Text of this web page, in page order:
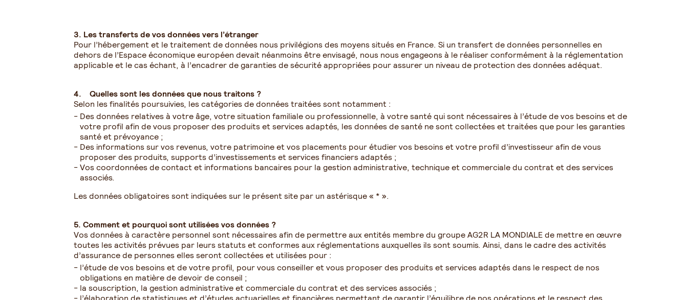
3. Les transferts de vos données vers l’étranger
Pour l’hébergement et le traitement de données nous privilégions des moyens situés en France. Si un transfert de données personnelles en
dehors de l’Espace économique européen devait néanmoins être envisagé, nous nous engageons à le réaliser conformément à la réglementation
applicable et le cas échant, à l’encadrer de garanties de sécurité appropriées pour assurer un niveau de protection des données adéquat.
4. Quelles sont les données que nous traitons ?
Selon les finalités poursuivies, les catégories de données traitées sont notamment :
Des données relatives à votre âge, votre situation familiale ou professionnelle, à votre santé qui sont nécessaires à l’étude de vos besoins et de
votre profil afin de vous proposer des produits et services adaptés, les données de santé ne sont collectées et traitées que pour les garanties
santé et prévoyance ;
Des informations sur vos revenus, votre patrimoine et vos placements pour étudier vos besoins et votre profil d’investisseur afin de vous
proposer des produits, supports d’investissements et services financiers adaptés ;
Vos coordonnées de contact et informations bancaires pour la gestion administrative, technique et commerciale du contrat et des services
associés.
Les données obligatoires sont indiquées sur le présent site par un astérisque « * ».
5. Comment et pourquoi sont utilisées vos données ?
Vos données à caractère personnel sont nécessaires afin de permettre aux entités membre du groupe AG2R LA MONDIALE de mettre en œuvre
toutes les activités prévues par leurs statuts et conformes aux réglementations auxquelles ils sont soumis. Ainsi, dans le cadre des activités
d’assurance de personnes elles seront collectées et utilisées pour :
l’étude de vos besoins et de votre profil, pour vous conseiller et vous proposer des produits et services adaptés dans le respect de nos
obligations en matière de devoir de conseil ;
la souscription, la gestion administrative et commerciale du contrat et des services associés ;